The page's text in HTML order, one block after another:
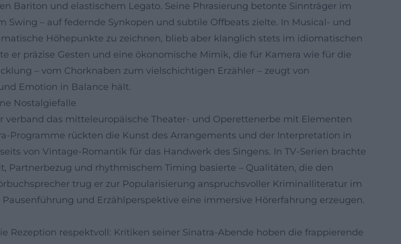
Bariton und elastischem Legato. Seine Phrasierung betonte Sinnträger im
Swing – auf federnde Synkopen und subtile Offbeats zielte. In Musical- und
Höhepunkte zu zeichnen, blieb aber klanglich stets im idiomatischen
er präzise Gesten und eine ökonomische Mimik, die für Kamera wie für die
– vom Chorknaben zum vielschichtigen Erzähler – zeugt von
Emotion in Balance hält.
Nostalgiefalle
verband das mitteleuropäische Theater- und Operettenerbe mit Elementen
Programme rückten die Kunst des Arrangements und der Interpretation in
von Vintage-Romantik für das Handwerk des Singens. In TV-Serien brachte
Partnerbezug und rhythmischem Timing basierte – Qualitäten, die den
trug er zur Popularisierung anspruchsvoller Kriminalliteratur im
und Erzählperspektive eine immersive Hörerfahrung erzeugen.
Rezeption respektvoll: Kritiken seiner Sinatra-Abende hoben die frappierende